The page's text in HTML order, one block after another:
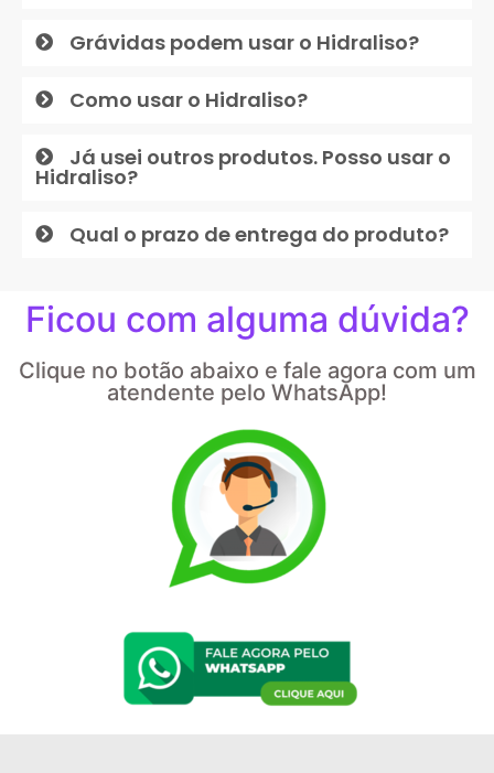
Grávidas podem usar o Hidraliso?
Como usar o Hidraliso?
Já usei outros produtos. Posso usar o
Hidraliso?
Qual o prazo de entrega do produto?
Ficou com alguma dúvida?
Clique no botão abaixo e fale agora com um
atendente pelo WhatsApp!